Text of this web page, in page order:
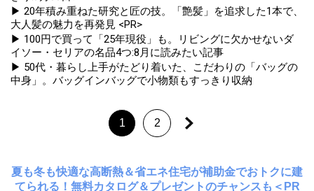
▶ 20年積み重ねた研究と匠の技。「艶髪」を追求した1本で、
大人髪の魅力を再発見 <PR>
▶ 100円で買って「25年現役」も。リビングに欠かせないダ
イソー・セリアの名品4つ:8月に読みたい記事
▶ 50代・暮らし上手がたどり着いた、こだわりの「バッグの
中身」。バッグインバッグで小物類もすっきり収納
1 2
夏も冬も快適な高断熱＆省エネ住宅が補助金でおトクに建
てられる！無料カタログ＆プレゼントのチャンスも＜PR